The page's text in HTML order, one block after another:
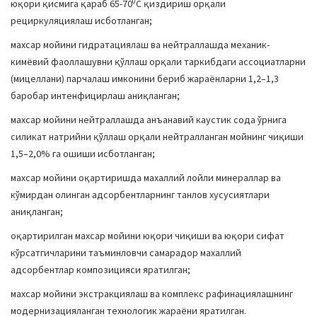
юқори қисмига қараб 65-70 С қиздириш орқали
рециркуляциялаш исботланган;
махсар мойини гидратациялаш ва нейтраллашда механик-
кимёвий фаоллашувни қўллаш орқали таркибдаги ассоциатларни
(мицеллани) парчалаш имконини бериб жараёнларни 1,2–1,3
баробар интенфицирлаш аниқланган;
махсар мойини нейтраллашда анъанавий каустик сода ўрнига
силикат натрийни қўллаш орқали нейтралланган мойнинг чиқиши
1,5–2,0% га ошиши исботланган;
махсар мойини оқартиришда махаллий лойли минераллар ва
кўмирдан олинган адсорбентларнинг танлов хусусиятлари
аниқланган;
оқартирилган махсар мойини юқори чиқиши ва юқори сифат
кўрсатгичларини таъминловчи самарадор махаллий
адсорбентлар композицияси яратилган;
махсар мойини экстракциялаш ва комплекс рафинациялашнинг
модернизацияланган технологик жараёни яратилган.